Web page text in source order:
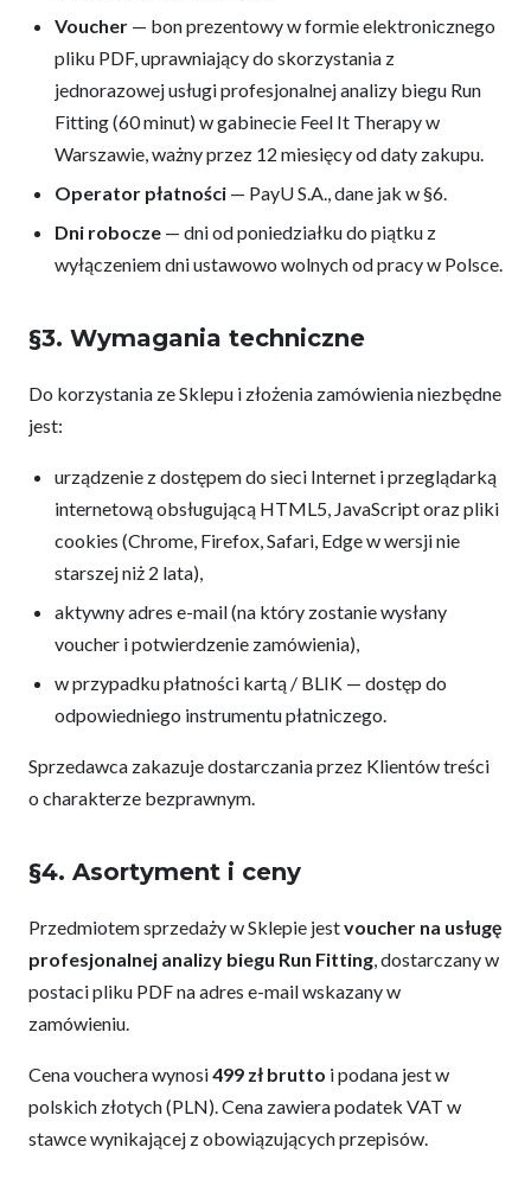
Voucher — bon prezentowy w formie elektronicznego
pliku PDF, uprawniający do skorzystania z
jednorazowej usługi profesjonalnej analizy biegu Run
Fitting (60 minut) w gabinecie Feel It Therapy w
Warszawie, ważny przez 12 miesięcy od daty zakupu.
Operator płatności — PayU S.A., dane jak w §6.
Dni robocze — dni od poniedziałku do piątku z
wyłączeniem dni ustawowo wolnych od pracy w Polsce.
§3. Wymagania techniczne
Do korzystania ze Sklepu i złożenia zamówienia niezbędne
jest:
urządzenie z dostępem do sieci Internet i przeglądarką
internetową obsługującą HTML5, JavaScript oraz pliki
cookies (Chrome, Firefox, Safari, Edge w wersji nie
starszej niż 2 lata),
aktywny adres e-mail (na który zostanie wysłany
voucher i potwierdzenie zamówienia),
w przypadku płatności kartą / BLIK — dostęp do
odpowiedniego instrumentu płatniczego.
Sprzedawca zakazuje dostarczania przez Klientów treści
o charakterze bezprawnym.
§4. Asortyment i ceny
Przedmiotem sprzedaży w Sklepie jestvoucher na usługę
profesjonalnej analizy biegu Run Fitting, dostarczany w
postaci pliku PDF na adres e-mail wskazany w
zamówieniu.
Cena vouchera wynosi499 zł brutto i podana jest w
polskich złotych (PLN). Cena zawiera podatek VAT w
stawce wynikającej z obowiązujących przepisów.